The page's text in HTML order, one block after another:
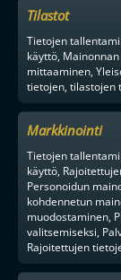
Tilastot
Tietojen
käyttö,
mittaaminen,
tietojen, tilastojen
Markkinointi
Tietojen
käyttö,
Personoidun
kohdennetun
muodostaminen,
valitsemiseksi,
Rajoitettujen